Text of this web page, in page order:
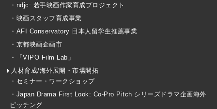
・ndjc: 若手映画作家育成プロジェクト
・映画スタッフ育成事業
・AFI Conservatory 日本人留学生推薦事業
・京都映画企画市
・「VIPO Film Lab」
人材育成/海外展開・市場開拓
・セミナー・ワークショップ
・Japan Drama First Look: Co-Pro Pitch シリーズドラマ企画海外
ピッチング